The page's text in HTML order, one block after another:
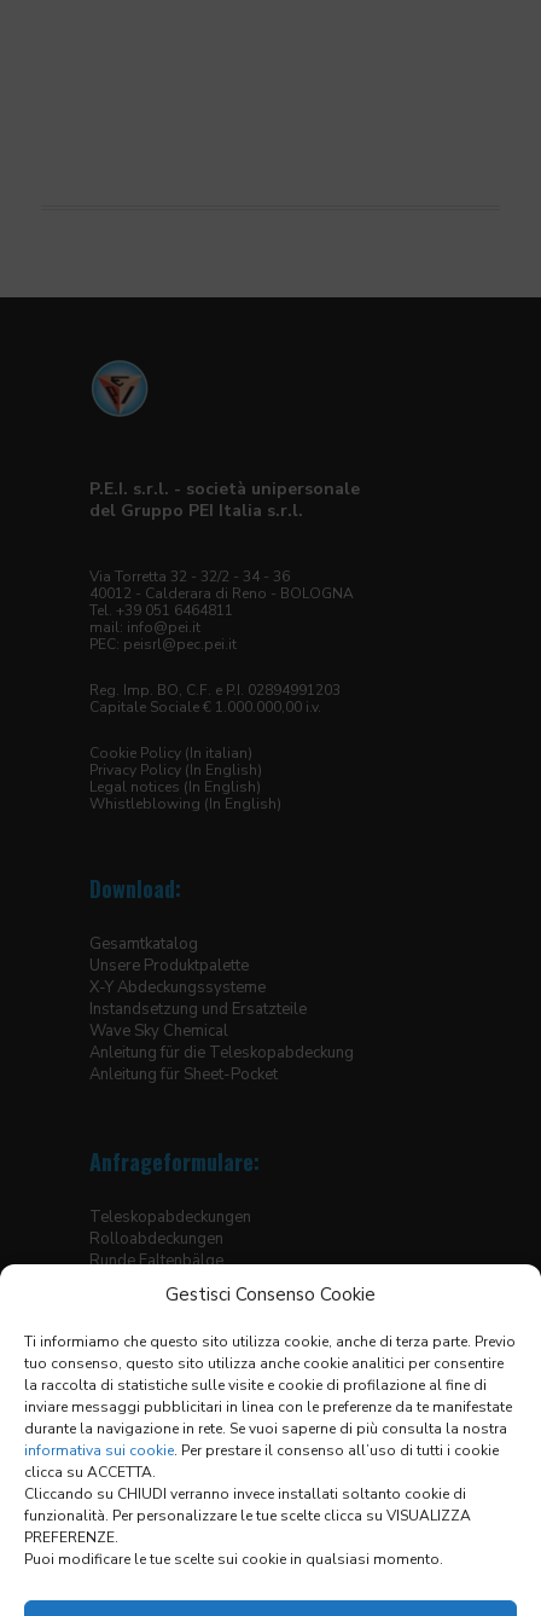
Gestisci Consenso Cookie
Ti informiamo che questo sito utilizza cookie, anche di terza parte. Previo
tuo consenso, questo sito utilizza anche cookie analitici per consentire
la raccolta di statistiche sulle visite e cookie di profilazione al fine di
inviare messaggi pubblicitari in linea con le preferenze da te manifestate
durante la navigazione in rete. Se vuoi saperne di più consulta la nostra
informativa sui cookie. Per prestare il consenso all’uso di tutti i cookie
clicca su ACCETTA.
Cliccando su CHIUDI verranno invece installati soltanto cookie di
funzionalità. Per personalizzare le tue scelte clicca su VISUALIZZA
PREFERENZE.
Puoi modificare le tue scelte sui cookie in qualsiasi momento.
P.E.I. s.r.l. - società unipersonale
del Gruppo PEI Italia s.r.l.
Via Torretta 32 - 32/2 - 34 - 36
40012 - Calderara di Reno - BOLOGNA
Tel. +39 051 6464811
mail: info@pei.it
PEC: peisrl@pec.pei.it
Reg. Imp. BO, C.F. e P.I. 02894991203
Capitale Sociale € 1.000.000,00 i.v.
Cookie Policy (In italian)
Privacy Policy (In English)
Legal notices (In English)
Whistleblowing (In English)
Download:
Gesamtkatalog
Unsere Produktpalette
X-Y Abdeckungssysteme
Instandsetzung und Ersatzteile
Wave Sky Chemical
Anleitung für die Teleskopabdeckung
Anleitung für Sheet-Pocket
Anfrageformulare:
Teleskopabdeckungen
Rolloabdeckungen
Runde Faltenbälge
Eckige Faltenbälge, genäht
Faltenbälge für Hubtische
Faltenbälge
X-Y Abdeckungssysteme
Materialtabelle
Allgemeine Verkaufsbedingungen
Links: